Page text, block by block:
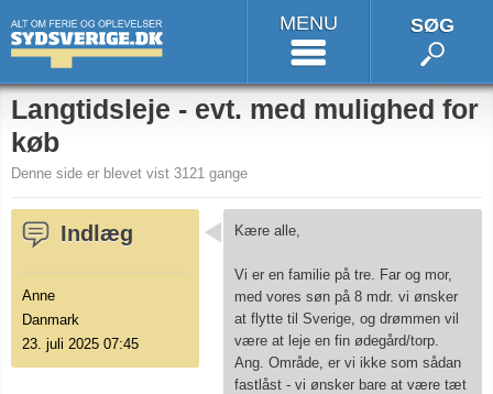
MENU SØG
Langtidsleje - evt. med mulighed for
køb
Denne side er blevet vist 3121 gange
Indlæg
Anne
Danmark
23. juli 2025 07:45
Kære alle,
Vi er en familie på tre. Far og mor,
med vores søn på 8 mdr. vi ønsker
at flytte til Sverige, og drømmen vil
være at leje en fin ødegård/torp.
Ang. Område, er vi ikke som sådan
fastlåst - vi ønsker bare at være tæt